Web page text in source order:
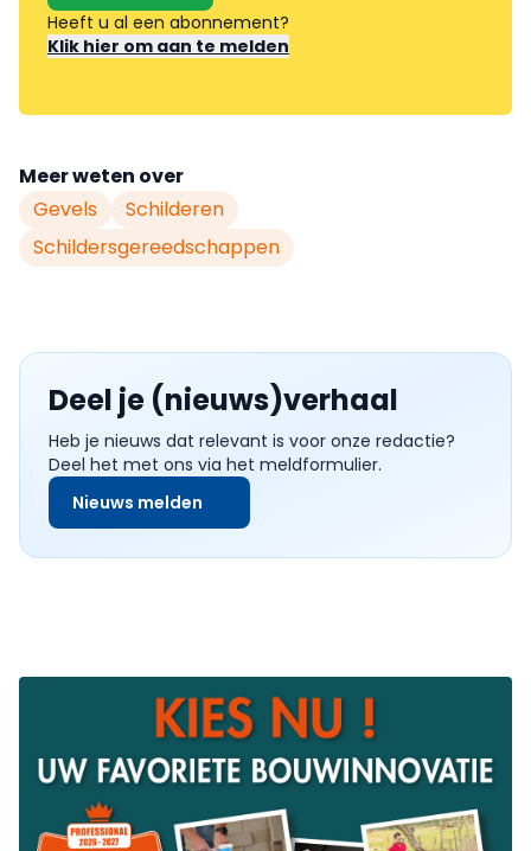
Heeft u al een abonnement?
Klik hier om aan te melden
Meer weten over
Gevels
Schilderen
Schildersgereedschappen
Deel je (nieuws)verhaal
Heb je nieuws dat relevant is voor onze redactie?
Deel het met ons via het meldformulier.
Nieuws melden